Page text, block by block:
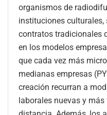
organismos de
instituciones culturales,
contratos tradicionales
en los modelos
que cada vez más
medianas empresas
creación recurran a
laborales nuevas y